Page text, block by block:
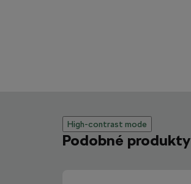
High-contrast mode
Podobné produkty